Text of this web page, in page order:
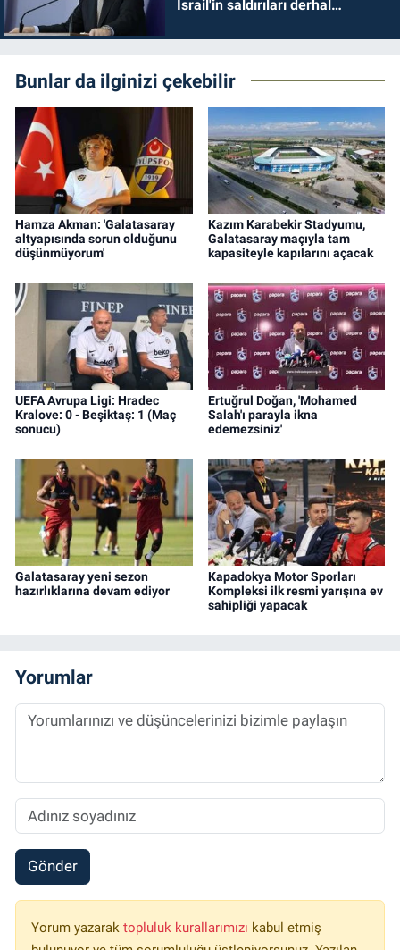
İsrail'in saldırıları derhal
Bunlar da ilginizi çekebilir
Hamza Akman: 'Galatasaray
altyapısında sorun olduğunu
düşünmüyorum'
Kazım Karabekir Stadyumu,
Galatasaray maçıyla tam
kapasiteyle kapılarını açacak
UEFA Avrupa Ligi: Hradec
Kralove: 0 - Beşiktaş: 1 (Maç
sonucu)
Ertuğrul Doğan, 'Mohamed
Salah'ı parayla ikna
edemezsiniz'
Galatasaray yeni sezon
hazırlıklarına devam ediyor
Kapadokya Motor Sporları
Kompleksi ilk resmi yarışına ev
sahipliği yapacak
Yorumlar
Gönder
Yorum yazarak topluluk kurallarımızı kabul etmiş